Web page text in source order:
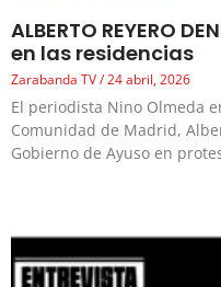
ALBERTO REYERO
en las residencias
Zarabanda TV 24 abril, 2026
El periodista Nino Olmeda
Comunidad de Madrid,
Gobierno de Ayuso en